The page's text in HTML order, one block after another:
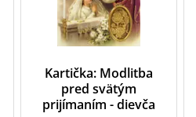
Kartička: Modlitba
pred svätým
prijímaním - dievča